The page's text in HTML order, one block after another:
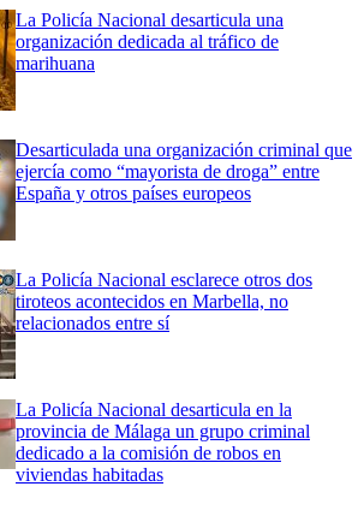
La Policía Nacional desarticula una
organización dedicada al tráfico de
marihuana
Desarticulada una organización criminal que
ejercía como “mayorista de droga” entre
España y otros países europeos
La Policía Nacional esclarece otros dos
tiroteos acontecidos en Marbella, no
relacionados entre sí
La Policía Nacional desarticula en la
provincia de Málaga un grupo criminal
dedicado a la comisión de robos en
viviendas habitadas